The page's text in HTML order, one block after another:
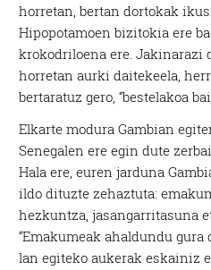
horretan, bertan dortokak
Hipopotamoen bizitokia ere
krokodriloena ere. Jakinarazi
horretan aurki daitekeela,
bertaratuz gero, “bestelakoa
Elkarte modura Gambian
Senegalen ere egin dute
Hala ere, euren jarduna
ildo dituzte zehaztuta:
hezkuntza, jasangarritasuna
“Emakumeak ahaldundu
lan egiteko aukerak eskainiz